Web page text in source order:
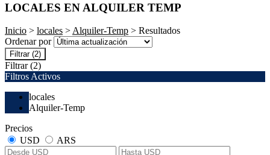
LOCALES EN ALQUILER TEMP
Inicio > locales >Alquiler-Temp > Resultados
Ordenar por
Filtrar (2)
Filtrar (2)
Filtros Activos
locales
Alquiler-Temp
Precios
USD
ARS